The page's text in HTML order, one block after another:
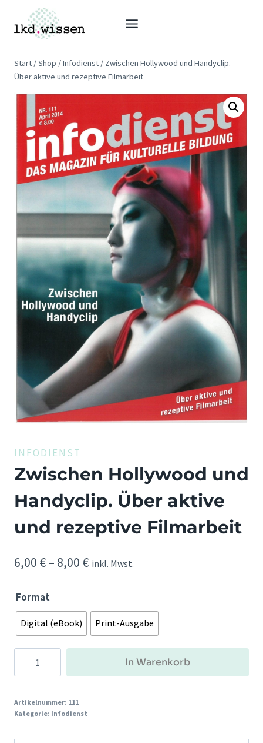
Inhalt
springen
Start /Shop /Infodienst / Zwischen Hollywood und Handyclip.
Über aktive und rezeptive Filmarbeit
INFODIENST
Zwischen Hollywood und
Handyclip. Über aktive
und rezeptive Filmarbeit
6,00 € – 8,00 € Preisspanne:
8,00 €
inkl. Mwst.
Format
Digital (eBook) Print-Ausgabe
Handyclip.
Über
In Warenkorb
Artikelnummer: 111
Kategorie: Infodienst